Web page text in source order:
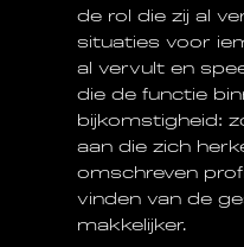
de rol die zij al
situaties voor
al vervult en
die de functie
bijkomstigheid:
aan die zich
omschreven
vinden van de
makkelijker.